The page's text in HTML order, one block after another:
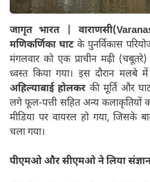
जागृत भारत |
मणिकर्णिका घाट के पुनर्विकास
मंगलवार को एक प्राचीन मढ़ी
ध्वस्त किया गया। इस दौरान मलबे
अहिल्याबाई होलकर की मूर्ति और
लगे फूल-पत्ती सहित अन्य कलाकृतियों
मीडिया पर वायरल हो गया, जिसके
चला गया।
पीएमओ और सीएमओ ने लिया